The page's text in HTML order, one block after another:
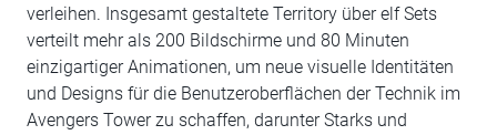
verleihen. Insgesamt gestaltete Territory über elf Sets
verteilt mehr als 200 Bildschirme und 80 Minuten
einzigartiger Animationen, um neue visuelle Identitäten
und Designs für die Benutzeroberflächen der Technik im
Avengers Tower zu schaffen, darunter Starks und